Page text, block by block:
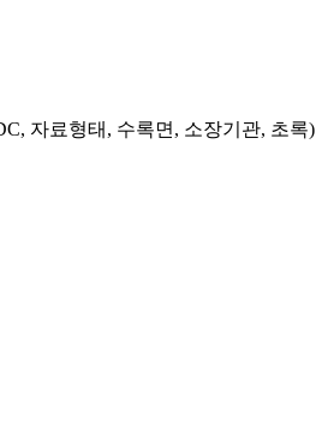
자료형태, 수록면, 소장기관, 초록)